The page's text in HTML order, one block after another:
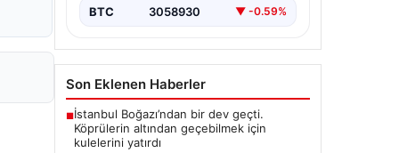
bırakmıyor. Bu girişimin…
BTC 3058930 ▼ -0.59%
Son Eklenen Haberler
■İstanbul Boğazı’ndan bir dev geçti.
Köprülerin altından geçebilmek için
kulelerini yatırdı